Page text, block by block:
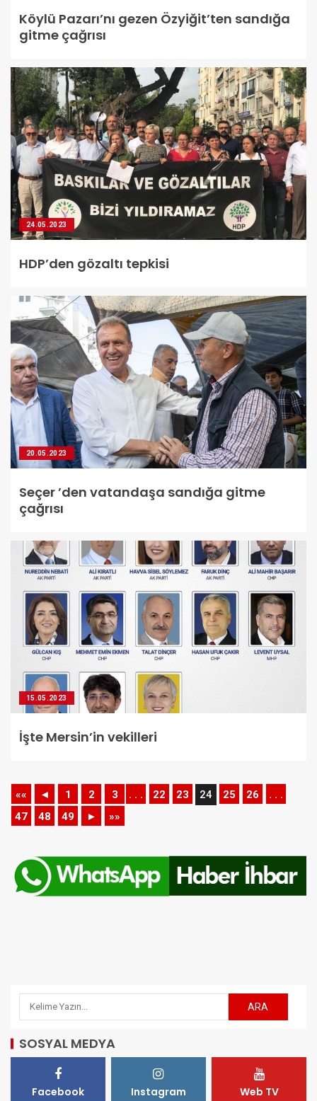
Köylü Pazarı’nı gezen Özyiğit’ten sandığa
gitme çağrısı
24.05.2023
HDP’den gözaltı tepkisi
20.05.2023
Seçer ’den vatandaşa sandığa gitme
çağrısı
15.05.2023
İşte Mersin’in vekilleri
«« ◄ 1 2 3 . . . 22 23 24 25 26
. . .
47
48 49 ► »»
SOSYAL MEDYA
Facebook Instagram Web TV